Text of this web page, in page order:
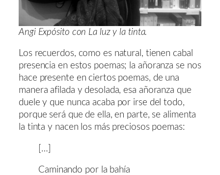
Angi Expósito con La luz y la tinta.
Los recuerdos, como es natural, tienen cabal
presencia en estos poemas; la añoranza se nos
hace presente en ciertos poemas, de una
manera afilada y desolada, esa añoranza que
duele y que nunca acaba por irse del todo,
porque será que de ella, en parte, se alimenta
la tinta y nacen los más preciosos poemas:
[…]
Caminando por la bahía